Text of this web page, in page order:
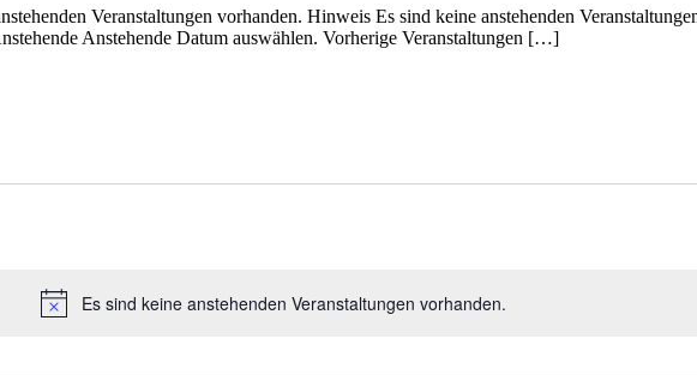
Veranstaltungen vorhanden. Hinweis Es sind keine anstehenden
Anstehende Datum auswählen. Vorherige Veranstaltungen […]
Hinweis
Es sind keine anstehenden Veranstaltungen vorhanden.